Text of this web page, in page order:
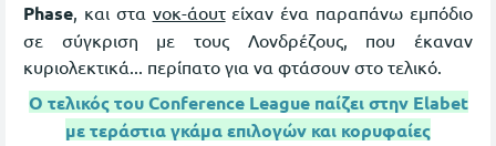
Phase, και στα νοκ-άουτείχαν ένα παραπάνω εμπόδιο
σε σύγκριση με τους Λονδρέζους, που έκαναν
κυριολεκτικά... περίπατο για να φτάσουν στο τελικό.
Ο τελικός του Conference League παίζει στην Elabet
με τεράστια γκάμα επιλογών και κορυφαίες